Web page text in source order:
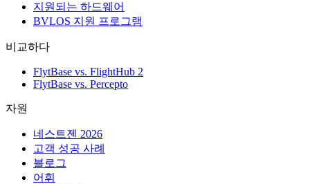
지원되는 하드웨어
BVLOS 지원 프로그램
비교하다
FlytBase vs. FlightHub 2
FlytBase vs. Percepto
자원
네스트젠 2026
고객 성공 사례
블로그
어휘